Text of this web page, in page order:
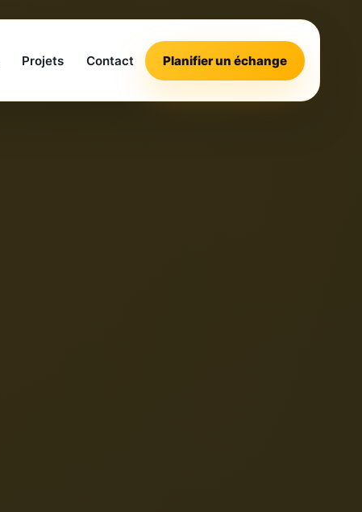
Projets Contact Planifier un échange